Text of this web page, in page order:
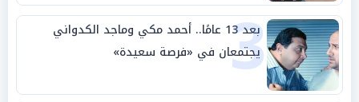
3 بعد 13 عامًا.. أحمد مكي وماجد الكدواني
يجتمعان في «فرصة سعيدة»